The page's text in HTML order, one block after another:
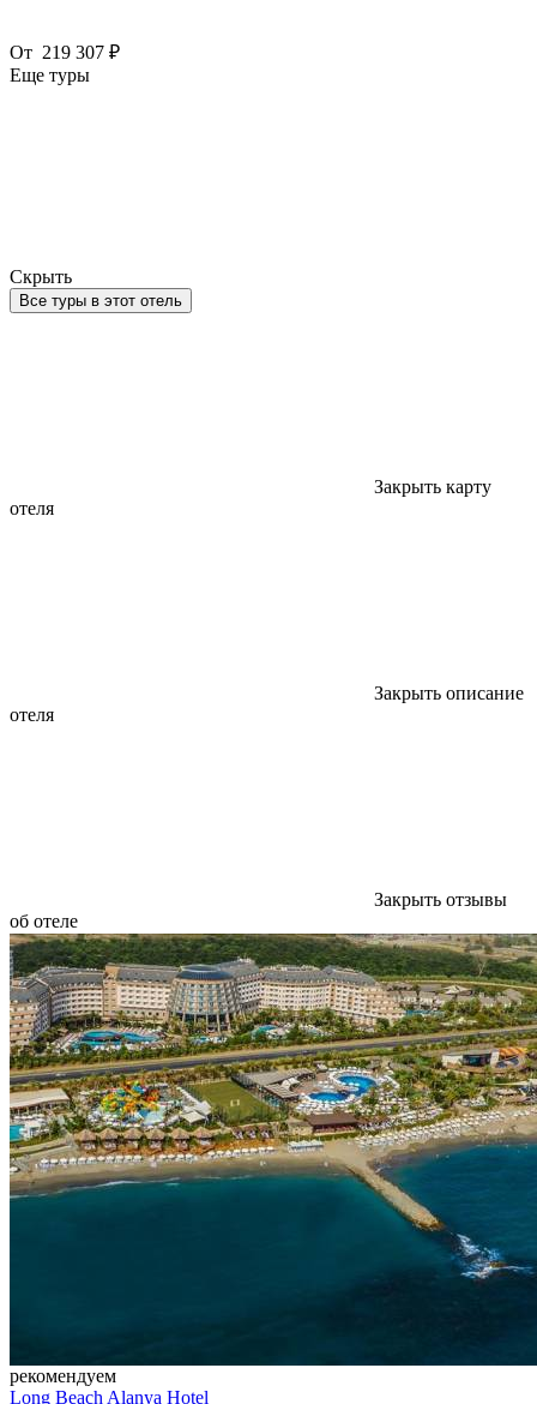
От 219 307 ₽
Еще туры
Скрыть
Все туры в этот отель
Закрыть карту
отеля
Закрыть описание
отеля
Закрыть отзывы
об отеле
рекомендуем
Long Beach Alanya Hotel